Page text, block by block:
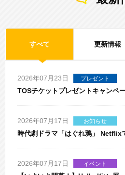
すべて 更新情報
2026年07月23日 プレゼント
TOSチケットプレゼントキャンペ
2026年07月17日 お知らせ
時代劇ドラマ「はぐれ鴉」 Netflix
2026年07月17日 イベント